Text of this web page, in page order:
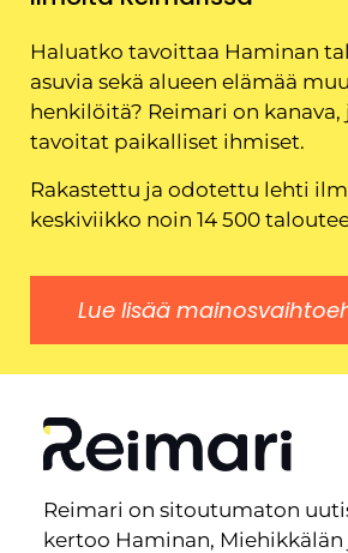
Haluatko tavoittaa Haminan
asuvia sekä alueen elämää
henkilöitä? Reimari on
tavoitat paikalliset ihmiset.
Rakastettu ja odotettu lehti
keskiviikko noin 14 500
Lue lisää
Reimari on sitoutumaton
kertoo Haminan,